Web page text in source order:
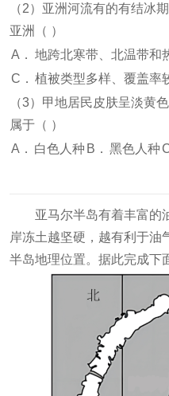
（2）亚洲河流有的有结冰
亚洲（ ）
A． 地跨北寒带、北温带和
C． 植被类型多样、覆盖率
（3）甲地居民皮肤呈淡黄
属于（ ）
A． 白色人种 B． 黑色人种
亚马尔半岛有着丰富的
岸冻土越坚硬，越有利于油
半岛地理位置。据此完成下